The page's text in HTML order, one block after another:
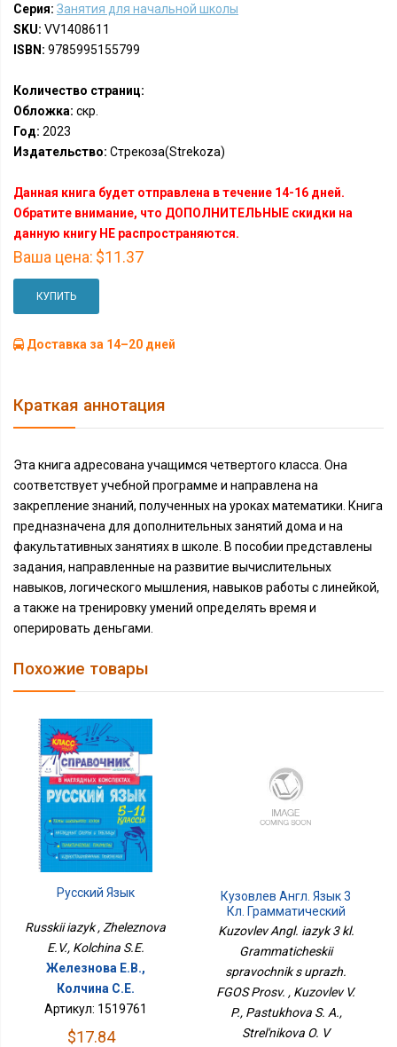
Серия: Занятия для начальной школы
SKU: VV1408611
ISBN: 9785995155799
Количество страниц:
Обложка: скр.
Год: 2023
Издательство: Стрекоза(Strekoza)
Данная книга будет отправлена в течение 14-16 дней.
Обратите внимание, что ДОПОЛНИТЕЛЬНЫЕ скидки на
данную книгу НЕ распространяются.
Ваша цена: $11.37
КУПИТЬ
Доставка за 14–20 дней
Краткая аннотация
Эта книга адресована учащимся четвертого класса. Она
соответствует учебной программе и направлена на
закрепление знаний, полученных на уроках математики. Книга
предназначена для дополнительных занятий дома и на
факультативных занятиях в школе. В пособии представлены
задания, направленные на развитие вычислительных
навыков, логического мышления, навыков работы с линейкой,
а также на тренировку умений определять время и
оперировать деньгами.
Похожие товары
Русский Язык
Russkii iazyk , Zheleznova
E.V., Kolchina S.E.
Железнова Е.В.,
Колчина С.Е.
Артикул: 1519761
$17.84
Кузовлев Англ. Язык 3
Кл. Грамматический
Справочник С Упраж.
ФГОС Просв.
Kuzovlev Angl. iazyk 3 kl.
Grammaticheskii
spravochnik s uprazh.
FGOS Prosv. , Kuzovlev V.
P., Pastukhova S. A.,
Strel'nikova O. V